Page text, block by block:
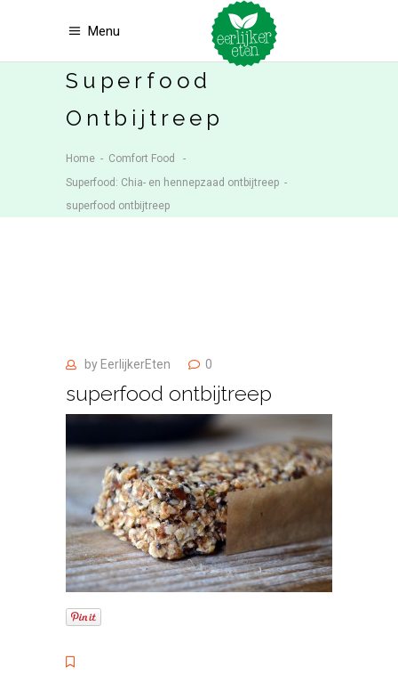
Menu
Superfood
Ontbijtreep
Home - Comfort Food
-
Superfood: Chia- en hennepzaad ontbijtreep -
superfood ontbijtreep
by EerlijkerEten 0
superfood ontbijtreep